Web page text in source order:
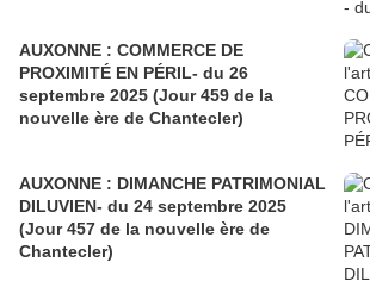
AUXONNE : COMMERCE DE
PROXIMITÉ EN PÉRIL- du 26
septembre 2025 (Jour 459 de la
nouvelle ère de Chantecler)
AUXONNE : DIMANCHE PATRIMONIAL
DILUVIEN- du 24 septembre 2025
(Jour 457 de la nouvelle ère de
Chantecler)